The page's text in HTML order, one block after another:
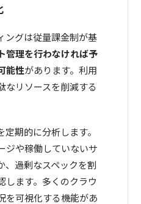
ングは従量課金制が基
管理を行わなければ予
能性があります。利用
なリソースを削減する
期的に分析します。
ジや稼働していないサ
、過剰なスペックを割
します。多くのクラウ
を可視化する機能があ